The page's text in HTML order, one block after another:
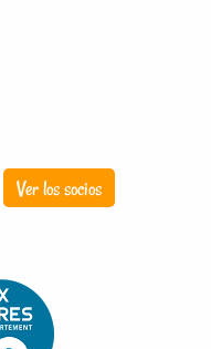
Ver los socios